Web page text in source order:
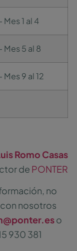
Mes 1 al 4
Mes 5 al 8
Mes 9 al 12
Romo Casas
de PONTER
no
nosotros
o
930 381